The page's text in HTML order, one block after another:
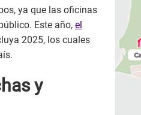
ya que las oficinas
Este año, el
2025, los cuales
y